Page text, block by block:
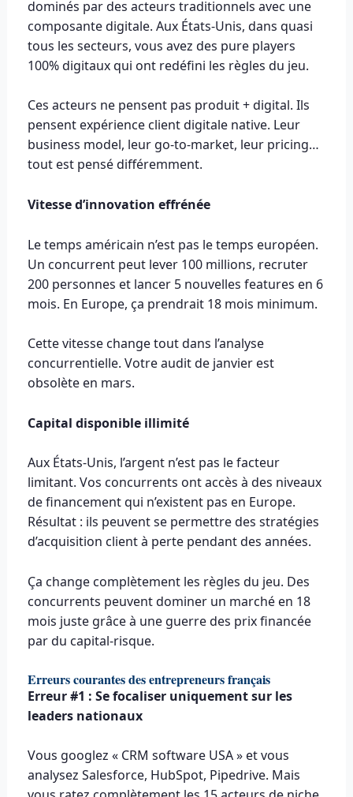
dominés par des acteurs traditionnels avec une
composante digitale. Aux États-Unis, dans quasi
tous les secteurs, vous avez des pure players
100% digitaux qui ont redéfini les règles du jeu.
Ces acteurs ne pensent pas produit + digital. Ils
pensent expérience client digitale native. Leur
business model, leur go-to-market, leur pricing…
tout est pensé différemment.
Vitesse d’innovation effrénée
Le temps américain n’est pas le temps européen.
Un concurrent peut lever 100 millions, recruter
200 personnes et lancer 5 nouvelles features en 6
mois. En Europe, ça prendrait 18 mois minimum.
Cette vitesse change tout dans l’analyse
concurrentielle. Votre audit de janvier est
obsolète en mars.
Capital disponible illimité
Aux États-Unis, l’argent n’est pas le facteur
limitant. Vos concurrents ont accès à des niveaux
de financement qui n’existent pas en Europe.
Résultat : ils peuvent se permettre des stratégies
d’acquisition client à perte pendant des années.
Ça change complètement les règles du jeu. Des
concurrents peuvent dominer un marché en 18
mois juste grâce à une guerre des prix financée
par du capital-risque.
Erreurs courantes des entrepreneurs français
Erreur #1 : Se focaliser uniquement sur les
leaders nationaux
Vous googlez « CRM software USA » et vous
analysez Salesforce, HubSpot, Pipedrive. Mais